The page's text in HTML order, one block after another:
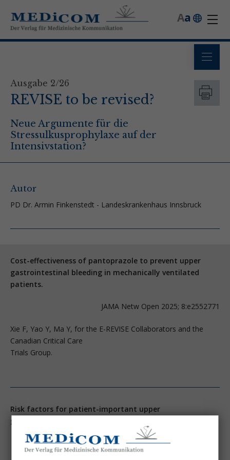
a
A
Ausgabe 2/26
REVISE to be revised?
Neue Argumente für die
Stressulkusprophylaxe auf der
Intensivstation?
Autor
PD Dr. Armin Finkenstedt - Landeskrankenhaus Innsbruck
Cost-effectiveness of pantoprazole to prevent upper
gastrointestinal bleeding in mechanically ventilated
patients.
JAMA Netw Open 2025; 8:e2552771
Xie F, Yao Y, Ma Y, for the E-REVISE Collaborators and the
Canadian Critical Care
Trials Group.
Risk factors for patient-important upper
gastrointestinal bleeding.
Am J Respir Crit Care Med 2025; 211:1671-1680